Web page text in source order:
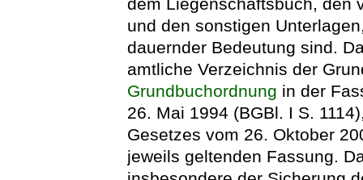
dem Liegenschaftsbuch, den
und den sonstigen
dauernder Bedeutung sind.
amtliche Verzeichnis der
Grundbuchordnung in der
26. Mai 1994 (BGBl. I S.
Gesetzes vom 26. Oktober
jeweils geltenden Fassung.